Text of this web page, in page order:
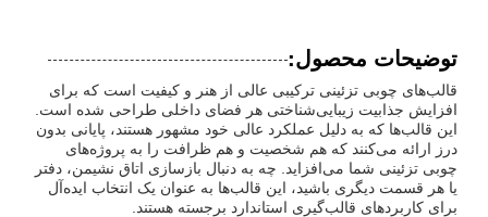
توضیحات محصول:
قالب‌های چوبی تزئینی ترکیبی عالی از هنر و کیفیت است که برای
افزایش جذابیت زیبایی‌شناختی هر فضای داخلی طراحی شده است.
این قالب‌ها که به دلیل عملکرد عالی خود مشهور هستند، پایانی بدون
درز ارائه می‌کنند که هم شخصیت و هم ظرافت را به پروژه‌های
چوبی تزئینی شما می‌افزاید. چه به دنبال بازسازی اتاق نشیمن، دفتر
یا هر قسمت دیگری باشید، این قالب‌ها به عنوان یک انتخاب ایده‌آل
برای کاربردهای قالب‌گیری استاندارد برجسته هستند.